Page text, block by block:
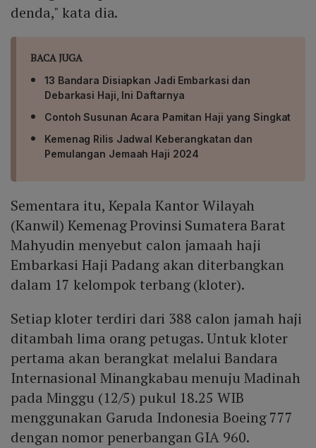
denda," kata dia.
BACA JUGA
13 Bandara Disiapkan Jadi Embarkasi dan
Debarkasi Haji, Ini Daftarnya
Contoh Susunan Acara Pamitan Haji yang Singkat
Kemenag Rilis Jadwal Keberangkatan dan
Pemulangan Jemaah Haji 2024
Sementara itu, Kepala Kantor Wilayah
(Kanwil) Kemenag Provinsi Sumatera Barat
Mahyudin menyebut calon jamaah haji
Embarkasi Haji Padang akan diterbangkan
dalam 17 kelompok terbang (kloter).
Setiap kloter terdiri dari 388 calon jamah haji
ditambah lima orang petugas. Untuk kloter
pertama akan berangkat melalui Bandara
Internasional Minangkabau menuju Madinah
pada Minggu (12/5) pukul 18.25 WIB
menggunakan Garuda Indonesia Boeing 777
dengan nomor penerbangan GIA 960.